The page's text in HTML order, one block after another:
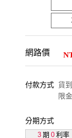
網路價
付款方式 貨
限
分期方式
3 期 0 利率